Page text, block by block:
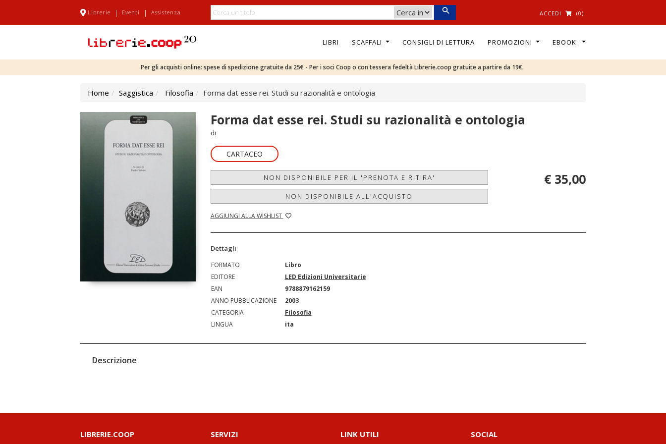
Librerie | Eventi | Assistenza ACCEDI (0)
LIBRI SCAFFALI CONSIGLI DI LETTURA PROMOZIONI EBOOK
Per gli acquisti online: spese di spedizione gratuite da 25€ - Per i soci Coop o con tessera fedeltà Librerie.coop gratuite a partire da 19€.
Home Saggistica Filosofia Forma dat esse rei. Studi su razionalità e ontologia
Forma dat esse rei. Studi su razionalità e ontologia
di
CARTACEO
NON DISPONIBILE PER IL 'PRENOTA E RITIRA'
NON DISPONIBILE ALL'ACQUISTO
AGGIUNGI ALLA WISHLIST
€ 35,00
Dettagli
FORMATO
Libro
EDITORE
LED Edizioni Universitarie
EAN
9788879162159
ANNO PUBBLICAZIONE
2003
CATEGORIA
Filosofia
LINGUA
ita
Descrizione
LIBRERIE.COOP SERVIZI LINK UTILI SOCIAL